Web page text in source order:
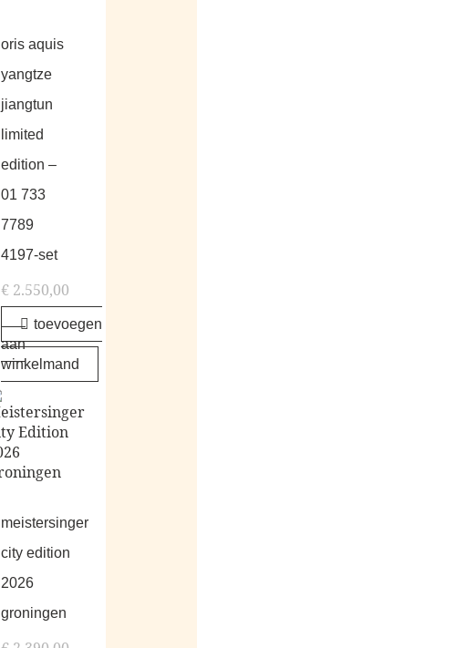
oris aquis
yangtze
jiangtun
limited
edition –
01 733
7789
4197-set
€2.550,00
toevoegen
aan
winkelmand
meistersinger
city edition
2026
groningen